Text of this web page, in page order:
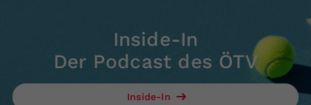
Inside-In
Der Podcast des ÖTV
Inside-In